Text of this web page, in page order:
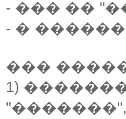
- ��� ��
- �
���
1)